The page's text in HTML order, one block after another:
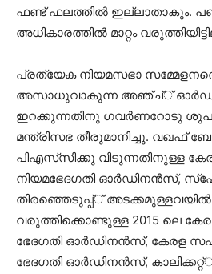
ഫണ്ട് ഫലത്തില്‍ ഇല്ലാതാകും.
അധികാരത്തില്‍ മാറ്റം
പ്രത്യേക നിയമസഭാ
അസാധുവാകുന്ന അഞ്ച്്
ഇറക്കുന്നതിനു ഗവര്‍ണറോടു
മന്ത്രിസഭ തീരുമാനിച്ചു. വഖഫ്
പിഎസ്‌സിക്കു വിടുന്നതിനുള്ള
നിയമഭേദഗതി ഓര്‍ഡിനന്‍സ്,
തിരഞ്ഞെടുപ്പ്് അടക്കമുള്ളവയില്‍
വരുത്തിക്കൊണ്ടുള്ള 2015 ലെ
ഭേദഗതി ഓര്‍ഡിനന്‍സ്, കേരള
ഭേദഗതി ഓര്‍ഡിനന്‍സ്,